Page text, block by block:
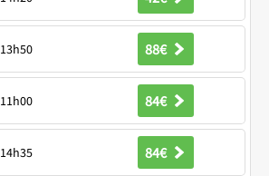
13h50 88€
11h00 84€
14h35 84€